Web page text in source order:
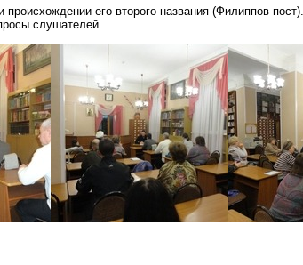
его второго названия (Филиппов пост).
слушателей.